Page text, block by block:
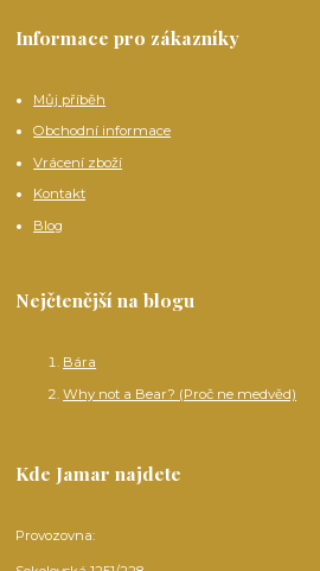
Informace pro zákazníky
Můj příběh
Obchodní informace
Vrácení zboží
Kontakt
Blog
Nejčtenější na blogu
Bára
Why not a Bear? (Proč ne medvěd)
Kde Jamar najdete
Provozovna: